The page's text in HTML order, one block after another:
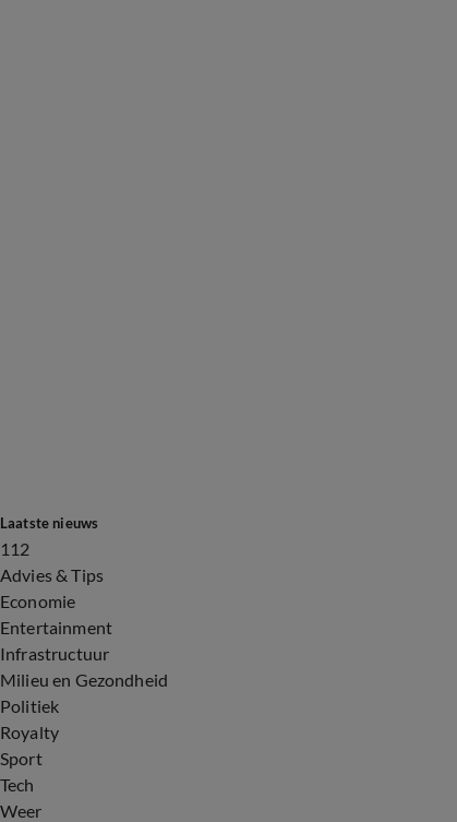
Laatste nieuws
112
Advies & Tips
Economie
Entertainment
Infrastructuur
Milieu en Gezondheid
Politiek
Royalty
Sport
Tech
Weer